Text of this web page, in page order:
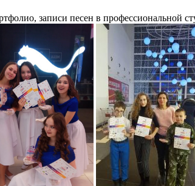
записи песен в профессиональной